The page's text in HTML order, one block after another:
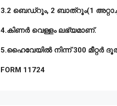
3.2 ബെഡ്റൂം, 2 ബാത്റൂം(1
4.കിണർ വെള്ളം ലഭ്യമാണ്.
5.ഹൈവേയിൽ നിന്ന് 300 മീറ്റർ
FORM 11724